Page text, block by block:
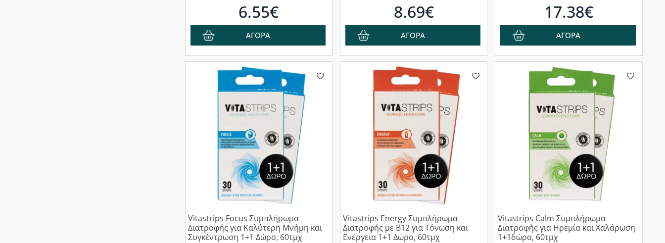
6.55€
ΑΓΟΡΑ
8.69€
ΑΓΟΡΑ
17.38€
ΑΓΟΡΑ
Vitastrips Focus Συμπλήρωμα
Διατροφής για Καλύτερη Μνήμη και
Συγκέντρωση 1+1 Δώρο, 60τμχ
Vitastrips Energy Συμπλήρωμα
Διατροφής με Β12 για Τόνωση και
Ενέργεια 1+1 Δώρο, 60τμχ
Vitastrips Calm Συμπλήρωμα
Διατροφής για Ηρεμία και Χαλάρωση
1+1δώρο, 60τμχ